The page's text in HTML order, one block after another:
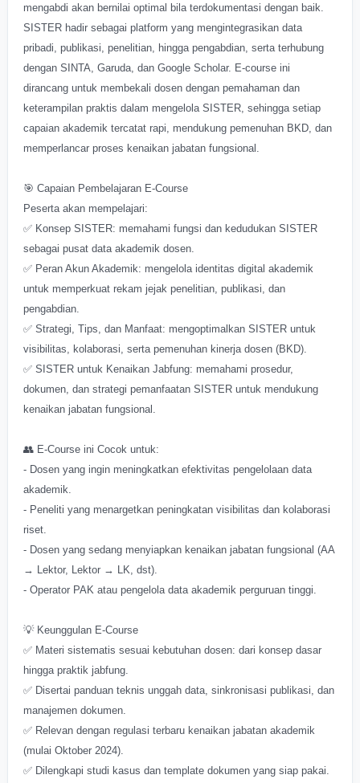
mengabdi akan bernilai optimal bila terdokumentasi dengan baik.
SISTER hadir sebagai platform yang mengintegrasikan data
pribadi, publikasi, penelitian, hingga pengabdian, serta terhubung
dengan SINTA, Garuda, dan Google Scholar. E-course ini
dirancang untuk membekali dosen dengan pemahaman dan
keterampilan praktis dalam mengelola SISTER, sehingga setiap
capaian akademik tercatat rapi, mendukung pemenuhan BKD, dan
memperlancar proses kenaikan jabatan fungsional.
🎯 Capaian Pembelajaran E-Course
Peserta akan mempelajari:
✅ Konsep SISTER: memahami fungsi dan kedudukan SISTER
sebagai pusat data akademik dosen.
✅ Peran Akun Akademik: mengelola identitas digital akademik
untuk memperkuat rekam jejak penelitian, publikasi, dan
pengabdian.
✅ Strategi, Tips, dan Manfaat: mengoptimalkan SISTER untuk
visibilitas, kolaborasi, serta pemenuhan kinerja dosen (BKD).
✅ SISTER untuk Kenaikan Jabfung: memahami prosedur,
dokumen, dan strategi pemanfaatan SISTER untuk mendukung
kenaikan jabatan fungsional.
👥 E-Course ini Cocok untuk:
- Dosen yang ingin meningkatkan efektivitas pengelolaan data
akademik.
- Peneliti yang menargetkan peningkatan visibilitas dan kolaborasi
riset.
- Dosen yang sedang menyiapkan kenaikan jabatan fungsional (AA
→ Lektor, Lektor → LK, dst).
- Operator PAK atau pengelola data akademik perguruan tinggi.
💡 Keunggulan E-Course
✅ Materi sistematis sesuai kebutuhan dosen: dari konsep dasar
hingga praktik jabfung.
✅ Disertai panduan teknis unggah data, sinkronisasi publikasi, dan
manajemen dokumen.
✅ Relevan dengan regulasi terbaru kenaikan jabatan akademik
(mulai Oktober 2024).
✅ Dilengkapi studi kasus dan template dokumen yang siap pakai.